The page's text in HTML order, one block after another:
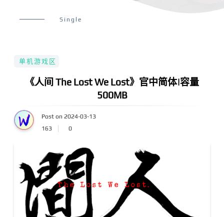
Single
单机游戏区
《人间 The Lost We Lost》官中简体|容量
500MB
Post on 2024-03-13
163
0